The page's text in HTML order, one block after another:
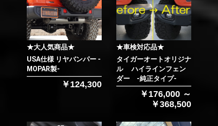
★大人気商品★
USA仕様 リヤバンパー -
MOPAR製-
￥124,300
★車検対応品★
タイガーオートオリジナ
ル ハイラインフェン
ダー -純正タイプ-
￥176,000 ～
￥368,500